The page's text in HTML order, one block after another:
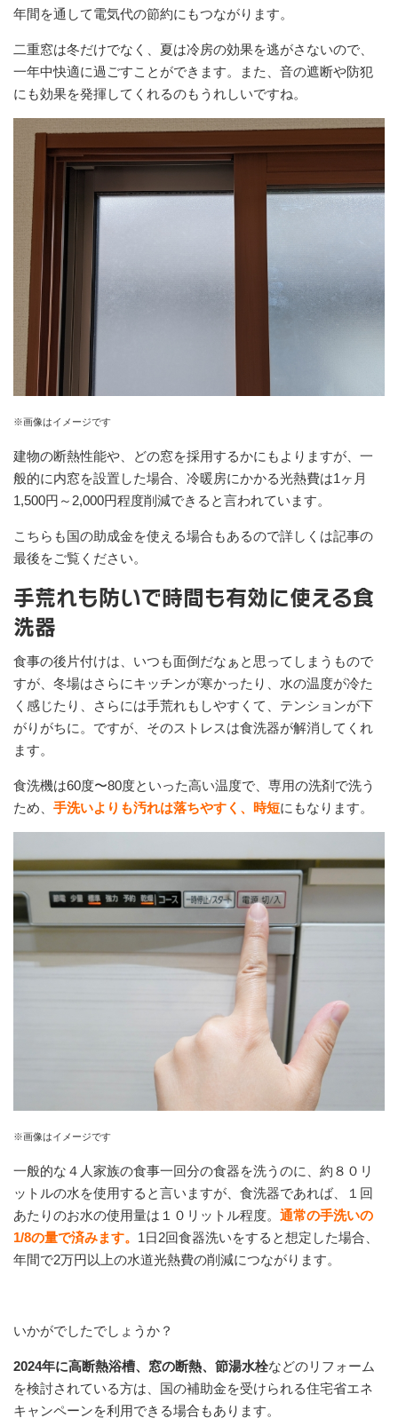
年間を通して電気代の節約にもつながります。
二重窓は冬だけでなく、夏は冷房の効果を逃がさないので、
一年中快適に過ごすことができます。また、音の遮断や防犯
にも効果を発揮してくれるのもうれしいですね。
※画像はイメージです
建物の断熱性能や、どの窓を採用するかにもよりますが、一
般的に内窓を設置した場合、冷暖房にかかる光熱費は1ヶ月
1,500円～2,000円程度削減できると言われています。
こちらも国の助成金を使える場合もあるので詳しくは記事の
最後をご覧ください。
手荒れも防いで時間も有効に使える食
洗器
食事の後片付けは、いつも面倒だなぁと思ってしまうもので
すが、冬場はさらにキッチンが寒かったり、水の温度が冷た
く感じたり、さらには手荒れもしやすくて、テンションが下
がりがちに。ですが、そのストレスは食洗器が解消してくれ
ます。
食洗機は60度〜80度といった高い温度で、専用の洗剤で洗う
ため、 手洗いよりも汚れは落ちやすく、時短にもなります。
※画像はイメージです
一般的な４人家族の食事一回分の食器を洗うのに、約８０リ
ットルの水を使用すると言いますが、食洗器であれば、１回
あたりのお水の使用量は１０リットル程度。 通常の手洗いの
1/8の量で済みます。 1日2回食器洗いをすると想定した場合、
年間で2万円以上の水道光熱費の削減につながります。
いかがでしたでしょうか？
2024年に高断熱浴槽、窓の断熱、節湯水栓などのリフォーム
を検討されている方は、国の補助金を受けられる住宅省エネ
キャンペーンを利用できる場合もあります。